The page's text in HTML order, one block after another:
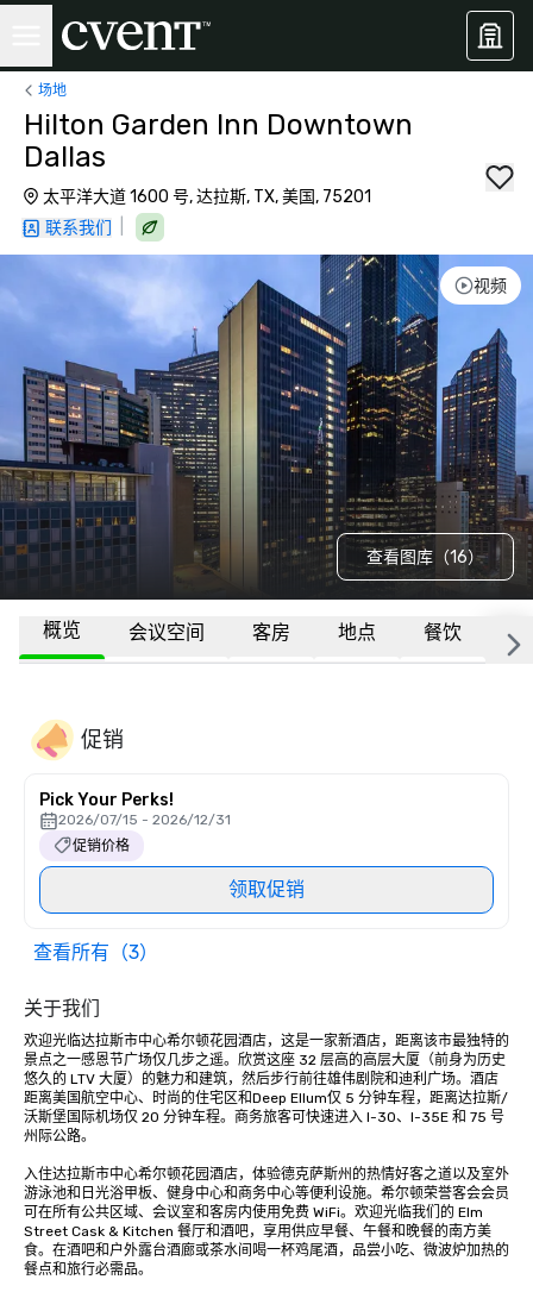
场地
Hilton Garden Inn Downtown
Dallas
太平洋大道 1600 号, 达拉斯, TX, 美国, 75201
联系我们
视频
查看图库（16）
概览 会议空间 客房 地点 餐饮 隶
促销
Pick Your Perks!
2026/07/15 - 2026/12/31
促销价格
领取促销
查看所有（3）
关于我们
欢迎光临达拉斯市中心希尔顿花园酒店，这是一家新酒店，距离该市最独特的
景点之一感恩节广场仅几步之遥。欣赏这座 32 层高的高层大厦（前身为历史
悠久的 LTV 大厦）的魅力和建筑，然后步行前往雄伟剧院和迪利广场。酒店
距离美国航空中心、时尚的住宅区和Deep Ellum仅 5 分钟车程，距离达拉斯/
沃斯堡国际机场仅 20 分钟车程。商务旅客可快速进入 I-30、I-35E 和 75 号
州际公路。
入住达拉斯市中心希尔顿花园酒店，体验德克萨斯州的热情好客之道以及室外
游泳池和日光浴甲板、健身中心和商务中心等便利设施。希尔顿荣誉客会会员
可在所有公共区域、会议室和客房内使用免费 WiFi。欢迎光临我们的 Elm
Street Cask & Kitchen 餐厅和酒吧，享用供应早餐、午餐和晚餐的南方美
食。在酒吧和户外露台酒廊或茶水间喝一杯鸡尾酒，品尝小吃、微波炉加热的
餐点和旅行必需品。